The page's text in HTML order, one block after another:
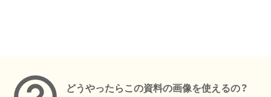
どうやったらこの資料の画像を使えるの？